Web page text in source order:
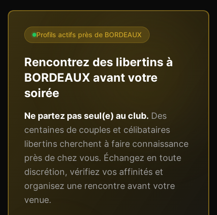
Profils actifs près de BORDEAUX
Rencontrez des libertins à
BORDEAUX avant votre
soirée
Ne partez pas seul(e) au club. Des
centaines de couples et célibataires
libertins cherchent à faire connaissance
près de chez vous. Échangez en toute
discrétion, vérifiez vos affinités et
organisez une rencontre avant votre
venue.